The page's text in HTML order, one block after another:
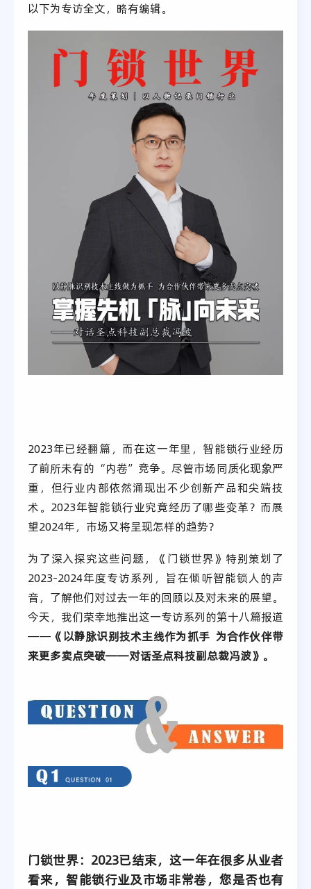
以下为专访全文，略有编辑。
2023年已经翻篇，而在这一年里，智能锁行业经历
了前所未有的“内卷”竞争。尽管市场同质化现象严
重，但行业内部依然涌现出不少创新产品和尖端技
术。2023年智能锁行业究竟经历了哪些变革？而展
望2024年，市场又将呈现怎样的趋势？
为了深入探究这些问题，《门锁世界》特别策划了
2023-2024年度专访系列，旨在倾听智能锁人的声
音，了解他们对过去一年的回顾以及对未来的展望。
今天，我们荣幸地推出这一专访系列的第十八篇报道
—— 《以静脉识别技术主线作为抓手 为合作伙伴带
来更多卖点突破——对话圣点科技副总裁冯波》。
门锁世界：2023已结束，这一年在很多从业者
看来，智能锁行业及市场非常卷，您是否也有